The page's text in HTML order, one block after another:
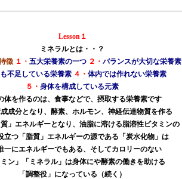
Lesson１
ミネラルとは・・？
徴 １・ 五大栄養素の一つ ２・ バランスが大切な栄養素
不足している栄養素 ４・ 体内では作れない栄養素
５・ 身体を構成している元素
体を作るのは、食事などで、摂取する栄養素です
成分となり、酵素、ホルモン、神経伝達物質を作る
質」エネルギーとなり、油脂に溶ける脂溶性ビタミンの
立つ「脂質」エネルギーの源である「炭水化物」は
一にエネルギーでもある、そしてカロリーのない
ミン」「ミネラル」は身体にや酵素の働きを助ける
「調整役」になっている（続く）